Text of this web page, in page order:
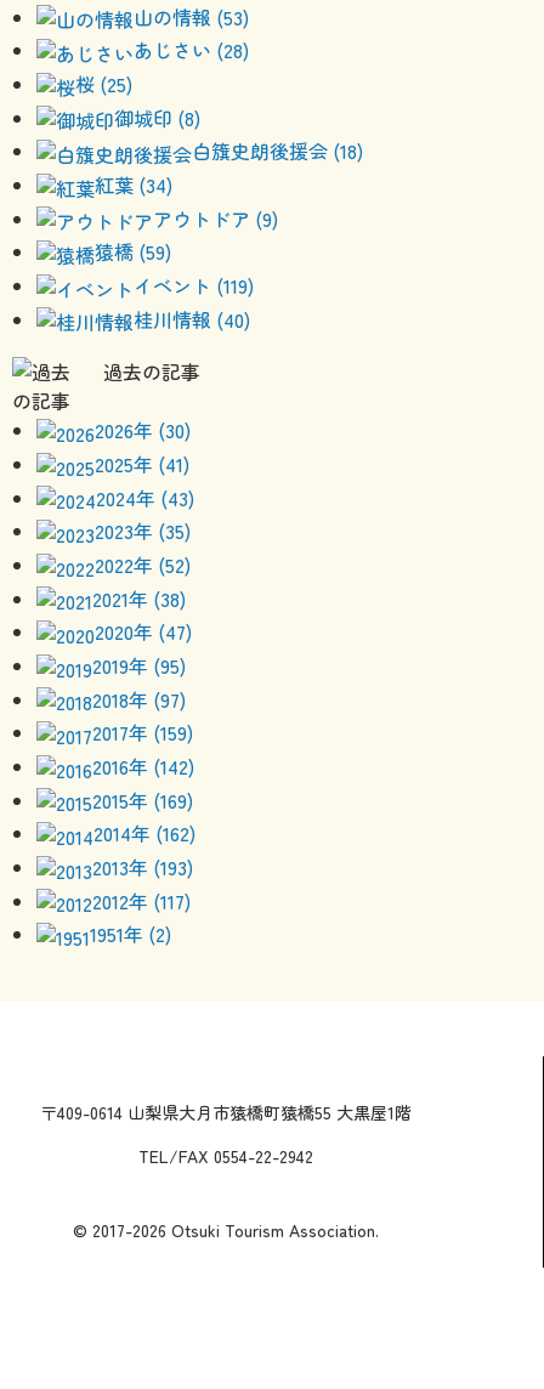
山の情報 (53)
あじさい (28)
桜 (25)
御城印 (8)
白籏史朗後援会 (18)
紅葉 (34)
アウトドア (9)
猿橋 (59)
イベント (119)
桂川情報 (40)
過去の記事
2026年 (30)
2025年 (41)
2024年 (43)
2023年 (35)
2022年 (52)
2021年 (38)
2020年 (47)
2019年 (95)
2018年 (97)
2017年 (159)
2016年 (142)
2015年 (169)
2014年 (162)
2013年 (193)
2012年 (117)
1951年 (2)
〒409-0614 山梨県大月市猿橋町猿橋55 大黒屋1階
TEL/FAX 0554-22-2942
© 2017-2026 Otsuki Tourism Association.